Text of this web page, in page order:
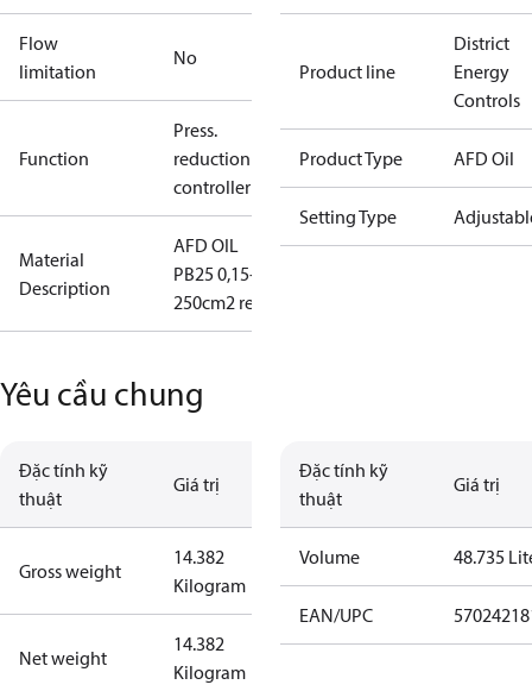
Flow
limitation
No
Function
Press.
reduction
controller
Material
Description
AFD OIL
PB25 0,15-1,5
250cm2 red
Product line
District
Energy
Controls
Product Type AFD Oil
Setting Type
Yêu cầu chung
Đặc tính kỹ
thuật
Giá trị
Gross weight
14.382
Kilogram
Net weight
14.382
Kilogram
Đặc tính kỹ
thuật
Giá trị
Volume 48.735
EAN/UPC